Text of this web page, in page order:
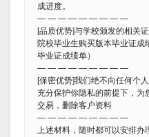
成进度。
— — — — — — — — —
[品质优势]与学校颁发的相关
院校毕业生购买版本毕业证
毕业证成绩单）
— — — — — — — — —
[保密优势]我们绝不向任何个
充分保护你隐私的前提下，
交易，删除客户资料
— — — — — — — — —
上述材料，随时都可以安排办